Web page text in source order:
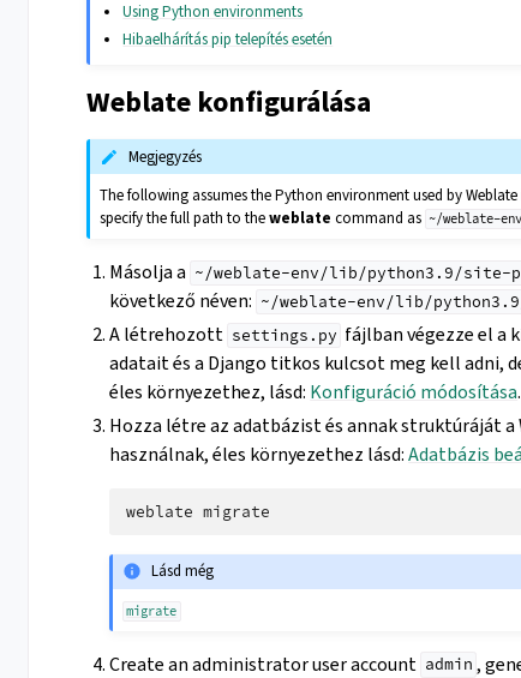
Using Python environments
Hibaelhárítás pip telepítés esetén
Weblate konfigurálása
Megjegyzés
The following assumes the Python environment used by
specify the full path to theweblate command as ~/weblate-
Másolja a ~/weblate-env/lib/python3.9/site-
következő néven: ~/weblate-env/lib/
A létrehozott settings.py fájlban végezze el a
adatait és a Django titkos kulcsot meg kell adni,
éles környezethez, lásd: Konfiguráció módosítása.
Hozza létre az adatbázist és annak struktúráját
használnak, éles környezethez lásd:Adatbázis
weblate
Lásd még
migrate
Create an administrator user account admin ,